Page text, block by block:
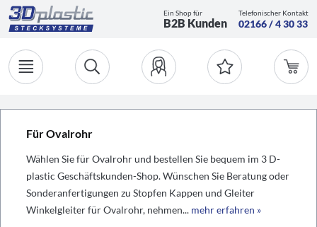
Ein Shop für
B2B Kunden
Telefonischer Kontakt
02166 / 4 30 33
Für Ovalrohr
Wählen Sie für Ovalrohr und bestellen Sie bequem im 3 D-
plastic Geschäftskunden-Shop. Wünschen Sie Beratung oder
Sonderanfertigungen zu Stopfen Kappen und Gleiter
Winkelgleiter für Ovalrohr, nehmen... mehr erfahren »